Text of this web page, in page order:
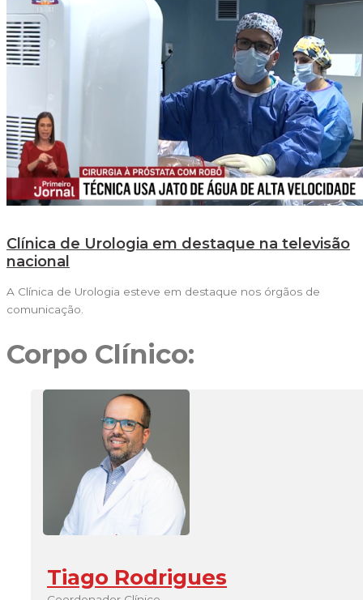
Clínica de Urologia em destaque na televisão
nacional
A Clínica de Urologia esteve em destaque nos órgãos de
comunicação.
Corpo Clínico:
Tiago Rodrigues